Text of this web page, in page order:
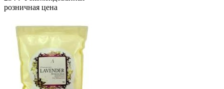
розничная цена